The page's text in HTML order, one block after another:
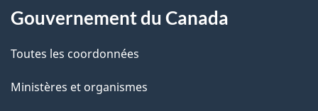
a
g
e
a
t
i
Gouvernement du Canada
Toutes les coordonnées
Ministères et organismes